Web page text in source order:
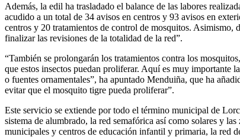
Además, la edil ha trasladado el balance de las labores
acudido a un total de 34 avisos en centros y 93 avisos en
centros y 20 tratamientos de control de mosquitos. Asimismo,
finalizar las revisiones de la totalidad de la red”.
“También se prolongarán los tratamientos contra los
que estos insectos puedan proliferar. Aquí es muy importante
o fuentes ornamentales”, ha apuntado Menduiña, que ha
evitar que el mosquito tigre pueda proliferar”.
Este servicio se extiende por todo el término municipal de
sistema de alumbrado, la red semafórica así como solares y
municipales y centros de educación infantil y primaria, la red